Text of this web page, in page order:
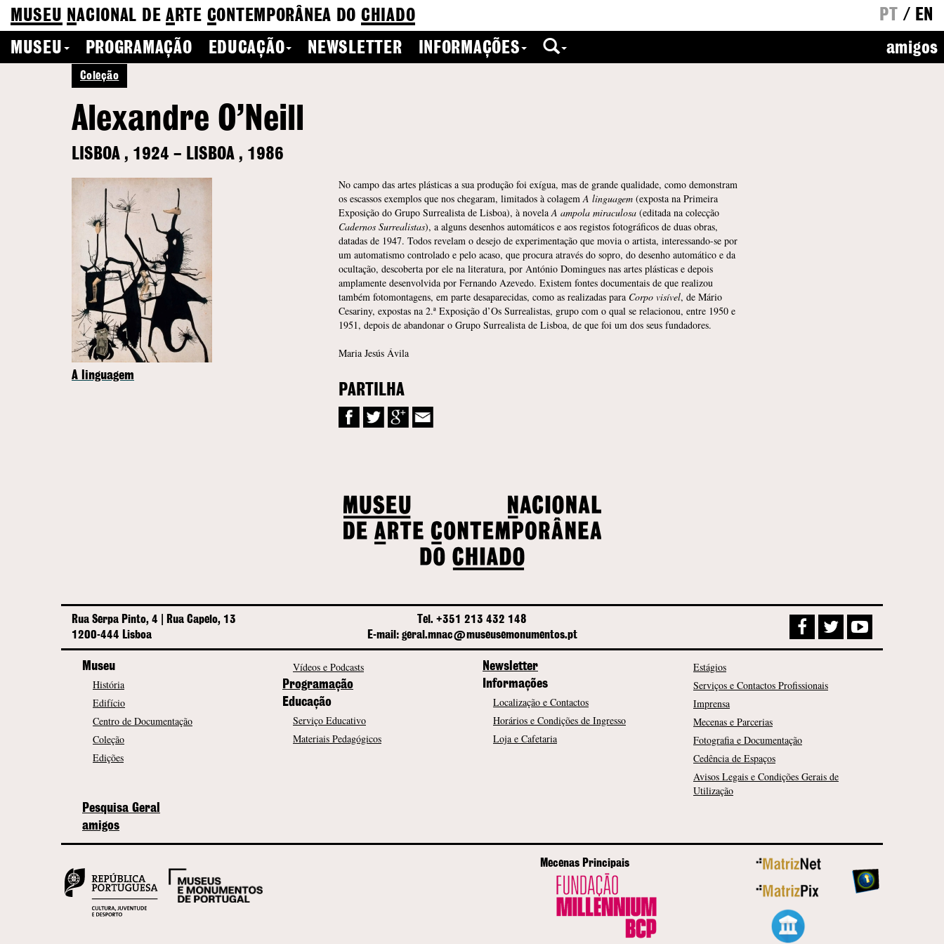
MUSEU NACIONAL DEA RTE CONTEMPORÂNEA DO CHIADO PT / EN
MUSEU
PROGRAMAÇÃO EDUCAÇÃO NEWSLETTER INFORMAÇÕES amigos
Coleção
Alexandre O’Neill
LISBOA , 1924 – LISBOA , 1986
No campo das artes plásticas a sua produção foi exígua, mas de grande qualidade, como demonstram
os escassos exemplos que nos chegaram, limitados à colagemA linguagem (exposta na Primeira
Exposição do Grupo Surrealista de Lisboa), à novelaA ampola miraculosa (editada na colecção
Cadernos Surrealistas), a alguns desenhos automáticos e aos registos fotográficos de duas obras,
datadas de 1947. Todos revelam o desejo de experimentação que movia o artista, interessando-se por
um automatismo controlado e pelo acaso, que procura através do sopro, do desenho automático e da
ocultação, descoberta por ele na literatura, por António Domingues nas artes plásticas e depois
amplamente desenvolvida por Fernando Azevedo. Existem fontes documentais de que realizou
também fotomontagens, em parte desaparecidas, como as realizadas para Corpo visível, de Mário
Cesariny, expostas na 2.ª Exposição d’Os Surrealistas, grupo com o qual se relacionou, entre 1950 e
1951, depois de abandonar o Grupo Surrealista de Lisboa, de que foi um dos seus fundadores.
Maria Jesús Ávila
PARTILHA
A linguagem
Rua Serpa Pinto, 4 | Rua Capelo, 13
1200-444 Lisboa
Tel. +351 213 432 148
E-mail: geral.mnac@museusemonumentos.pt
Museu
História
Edifício
Centro de Documentação
Coleção
Edições
Vídeos e Podcasts
Programação
Educação
Serviço Educativo
Materiais Pedagógicos
Newsletter
Informações
Localização e Contactos
Horários e Condições de Ingresso
Loja e Cafetaria
Estágios
Serviços e Contactos Profissionais
Imprensa
Mecenas e Parcerias
Fotografia e Documentação
Cedência de Espaços
Avisos Legais e Condições Gerais de
Utilização
Pesquisa Geral
amigos
Mecenas Principais